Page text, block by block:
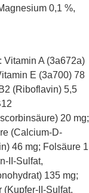
0,1 %,
Vitamin A (3a672a)
E (3a700) 78
(Riboflavin) 5,5
20 mg;
(Calcium-D-
46 mg; Folsäure 1
II-Sulfat,
135 mg;
(Kupfer-II-Sulfat,